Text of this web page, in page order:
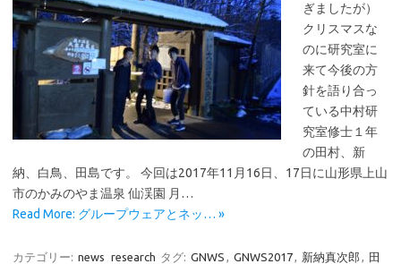
ぎましたが）
クリスマスな
のに研究室に
来て今後の方
針を語り合っ
ている中村研
究室修士１年
の田村、新
納、白鳥、田島です。 今回は2017年11月16日、17日に山形県上山
市のかみのやま温泉 仙渓園 月…
Read More: グループウェアとネッ… »
カテゴリー: news research タグ: GNWS , GNWS2017, 新納真次郎 , 田